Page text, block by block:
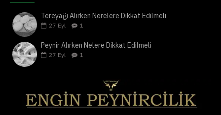
Tereyağı Alırken Nerelere Dikkat Edilmeli
27 Eyl 1
Peynir Alırken Nelere Dikkat Edilmeli
27 Eyl 1